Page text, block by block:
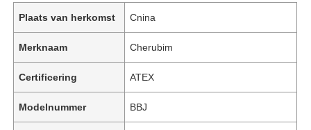
Plaats van herkomst Cnina
Merknaam Cherubim
Certificering ATEX
Modelnummer BBJ